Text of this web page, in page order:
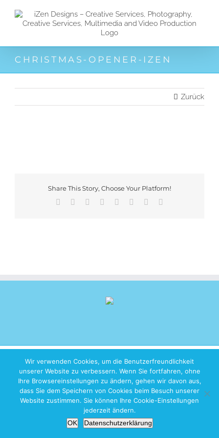
Inhalt
springen
CHRISTMAS-OPENER-IZEN
Zurück
Share This Story, Choose Your Platform!
Facebook Reddit LinkedIn
TumblrPinterest
Copyright 2026 iZen Designs | All Rights Reserved | Imprint | Privacy
Policy
Wir verwenden Cookies, um die Benutzerfreundlichkeit
unserer Website zu verbessern. Wenn Sie fortfahren, ohne
Ihre Browsereinstellungen zu ändern, gehen wir davon aus,
dass Sie dem Speichern von Cookies beim Besuch unserer
Website zustimmen. Sie können Ihre Cookie-Einstellungen
jederzeit ändern.
OK
Datenschutzerklärung